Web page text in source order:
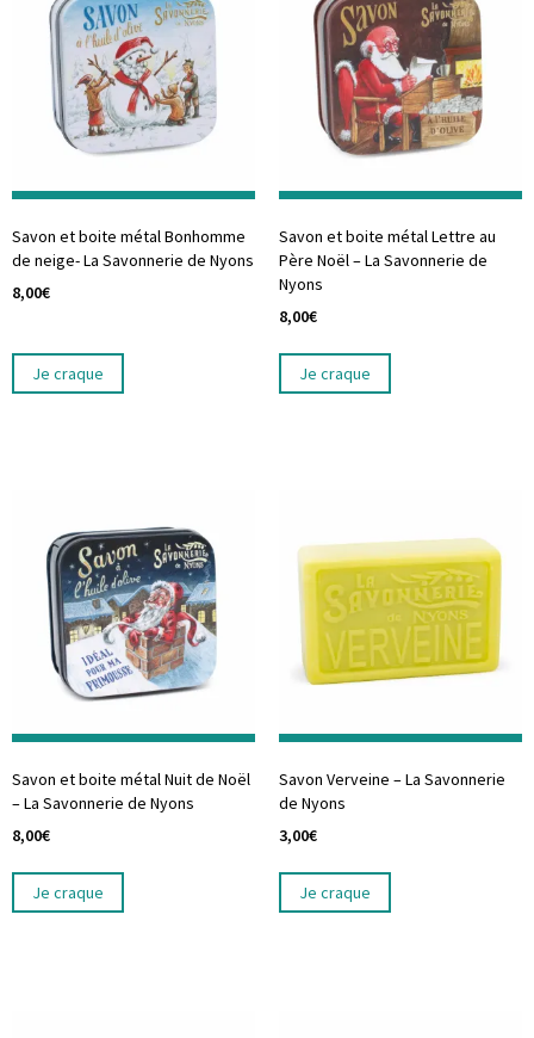
Savon et boite métal Bonhomme
de neige- La Savonnerie de Nyons
8,00€
Je craque
Savon et boite métal Lettre au
Père Noël – La Savonnerie de
Nyons
8,00€
Je craque
Savon et boite métal Nuit de Noël
– La Savonnerie de Nyons
8,00€
Je craque
Savon Verveine – La Savonnerie
de Nyons
3,00€
Je craque